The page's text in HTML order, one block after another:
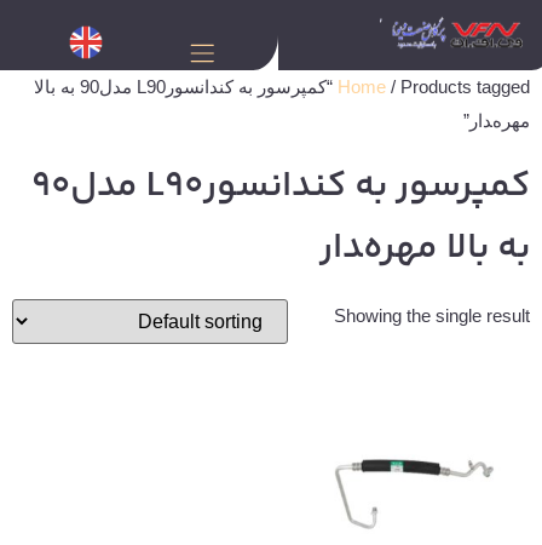
Home
/ Products tagged “کمپرسور به کندانسورL90 مدل90 به بالا
مهره‌‍دار”
کمپرسور به کندانسورL90 مدل90
به بالا مهره‌‍دار
Showing the single result